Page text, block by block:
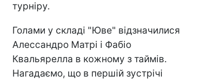
турніру.
Голами у складі "Юве" відзначилися
Алессандро Матрі і Фабіо
Квальярелла в кожному з таймів.
Нагадаємо, що в першій зустрічі